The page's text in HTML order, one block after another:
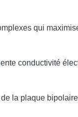
qui
conductivité
la plaque